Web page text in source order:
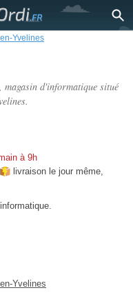
Yvelines
magasin d'informatique situé
à 9h
livraison le jour même,
Yvelines